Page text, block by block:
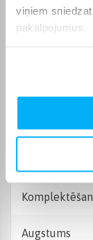
viņiem
pakalpojumus.
Ražotājs
Augstums